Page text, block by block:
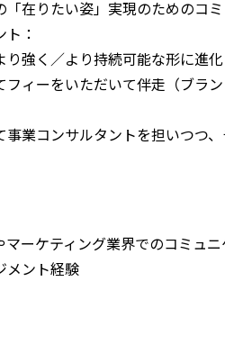
「在りたい姿」実現のためのコ
：
り強く／より持続可能な形に進
フィーをいただいて伴走（ブラ
事業コンサルタントを担いつつ
マーケティング業界でのコミュ
メント経験